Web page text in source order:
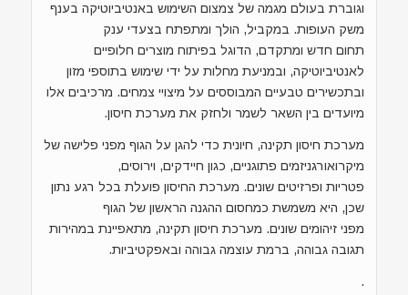
וגוברת בעולם מגמה של צמצום השימוש באנטיביוטיקה בענף
משק העופות. במקביל, הולך ומתפתח בצעדי ענק
תחום חדש ומתקדם, הדוגל בפיתוח מוצרים חלופיים
לאנטיביוטיקה, ובמניעת מחלות על ידי שימוש בתוספי מזון
ובתכשירים טבעיים המבוססים על מיצויי צמחים. מרכיבים אלו
מיועדים בין השאר לשמר ולחזק את מערכת חיסון.
מערכת חיסון תקינה, חיונית כדי להגן על הגוף מפני פלישה של
מיקרואורגניזמים פתוגניים, כגון חיידקים, וירוסים,
פטריות ופרזיטים שונים. מערכת החיסון פועלת בכל רגע נתון
שכן, היא משמשת כמחסום ההגנה הראשון של הגוף
מפני זיהומים שונים. מערכת חיסון תקינה, מתאפיינת במהירות
תגובה גבוהה, ברמת עוצמה גבוהה ובאפקטיביות.
.